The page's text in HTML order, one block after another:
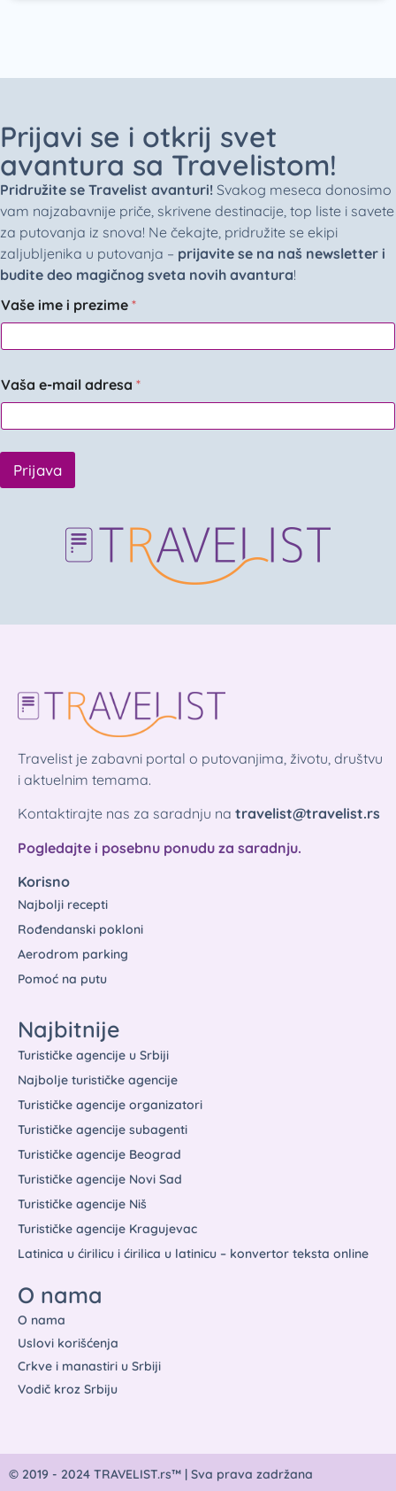
Prijavi se i otkrij svet
avantura sa Travelistom!
Pridružite se Travelist avanturi! Svakog meseca donosimo
vam najzabavnije priče, skrivene destinacije, top liste i savete
za putovanja iz snova! Ne čekajte, pridružite se ekipi
zaljubljenika u putovanja – prijavite se na naš newsletter i
budite deo magičnog sveta novih avantura!
Vaše ime i prezime *
Vaša e-mail adresa *
Prijava
Travelist je zabavni portal o putovanjima, životu, društvu
i aktuelnim temama.
Kontaktirajte nas za saradnju na travelist@travelist.rs
Pogledajte i posebnu ponudu za saradnju.
Korisno
Najbolji recepti
Rođendanski pokloni
Aerodrom parking
Pomoć na putu
Najbitnije
Turističke agencije u Srbiji
Najbolje turističke agencije
Turističke agencije organizatori
Turističke agencije subagenti
Turističke agencije Beograd
Turističke agencije Novi Sad
Turističke agencije Niš
Turističke agencije Kragujevac
Latinica u ćirilicu i ćirilica u latinicu – konvertor teksta online
O nama
O nama
Uslovi korišćenja
Crkve i manastiri u Srbiji
Vodič kroz Srbiju
© 2019 - 2024 TRAVELIST.rs™ | Sva prava zadržana